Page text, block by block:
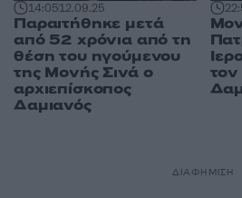
14:0512.09.25
Παραιτήθηκε μετά
από 52 χρόνια από τη
θέση του ηγούμενου
της Μονής Σινά ο
αρχιεπίσκοπος
Δαμιανός
ΔΙΑΦΗΜΙΣΗ